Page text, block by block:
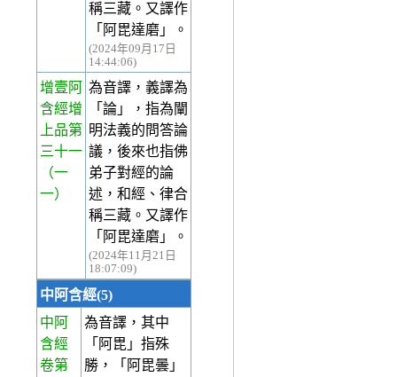
稱三藏。又譯作
「阿毘達磨」。
(2024年09月17日
14:44:06)
增壹阿
含經增
上品第
三十一
（一
一）
為音譯，義譯為
「論」，指為闡
明法義的問答論
議，後來也指佛
弟子對經的論
述，和經、律合
稱三藏。又譯作
「阿毘達磨」。
(2024年11月21日
18:07:09)
中阿含經(5)
中阿
含經
卷第
為音譯，其中
「阿毘」指殊
勝，「阿毘曇」